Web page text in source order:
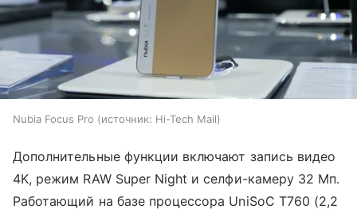
Nubia Focus Pro источник: Hi-Tech Mail
Дополнительные функции включают запись видео
4K, режим RAW Super Night и селфи-камеру 32 Мп.
Работающий на базе процессора UniSoC T760 (2,2